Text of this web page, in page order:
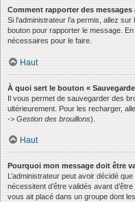
Comment rapporter des messages
Si l’administrateur l’a permis, allez
bouton pour rapporter le message.
nécessaires pour le faire.
Haut
À quoi sert le bouton «
Il vous permet de sauvegarder des
ultérieurement. Pour les recharger,
-> Gestion des brouillons).
Haut
Pourquoi mon message doit être
L’administrateur peut avoir décidé
nécessitent d’être validés avant
vous ait placé dans un groupe dont